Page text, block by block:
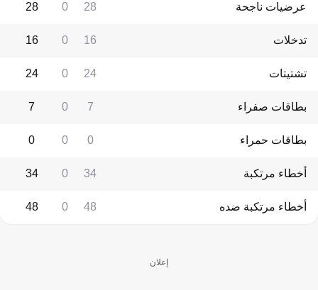
عرضيات ناجحة 28
0
28
تدخلات 16
0
16
تشتيتات 24
0
24
بطاقات صفراء 7
0
7
بطاقات حمراء 0
0
0
أخطاء مرتكبة 34
0
34
أخطاء مرتكبة ضده 48
0
48
إعلان